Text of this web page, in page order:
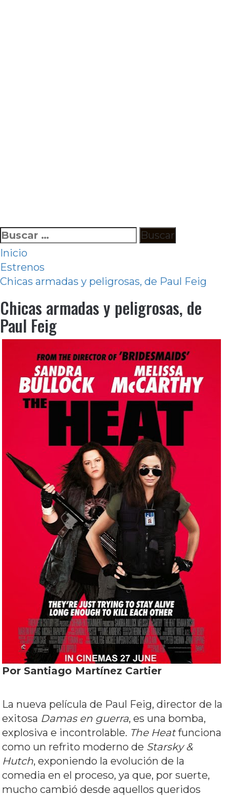
Ir
al
contenido
Buscar:
Inicio
Estrenos
Chicas armadas y peligrosas, de Paul Feig
Chicas armadas y peligrosas, de
Paul Feig
Por Santiago Martínez Cartier
La nueva película de Paul Feig, director de la
exitosa Damas en guerra, es una bomba,
explosiva e incontrolable. The Heatfunciona
como un refrito moderno de Starsky &
Hutch, exponiendo la evolución de la
comedia en el proceso, ya que, por suerte,
mucho cambió desde aquellos queridos